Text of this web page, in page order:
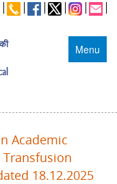
Menu
Academic
Transfusion
18.12.2025